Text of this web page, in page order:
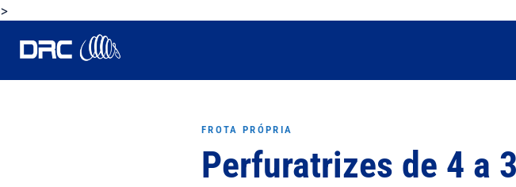
>
FROTA PRÓPRIA
Perfuratrizes de 4 a